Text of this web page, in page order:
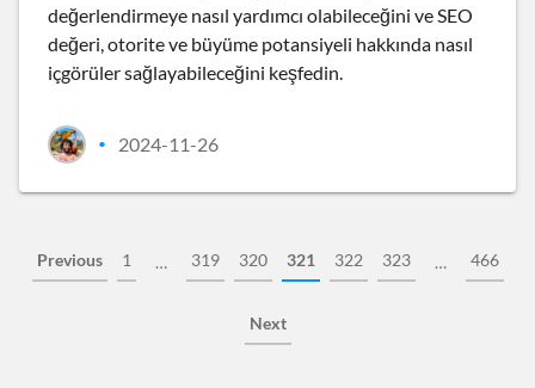
değerlendirmeye nasıl yardımcı olabileceğini ve SEO
değeri, otorite ve büyüme potansiyeli hakkında nasıl
içgörüler sağlayabileceğini keşfedin.
• 2024-11-26
Previous 1 … 319 320 321 322 323 … 466
Next